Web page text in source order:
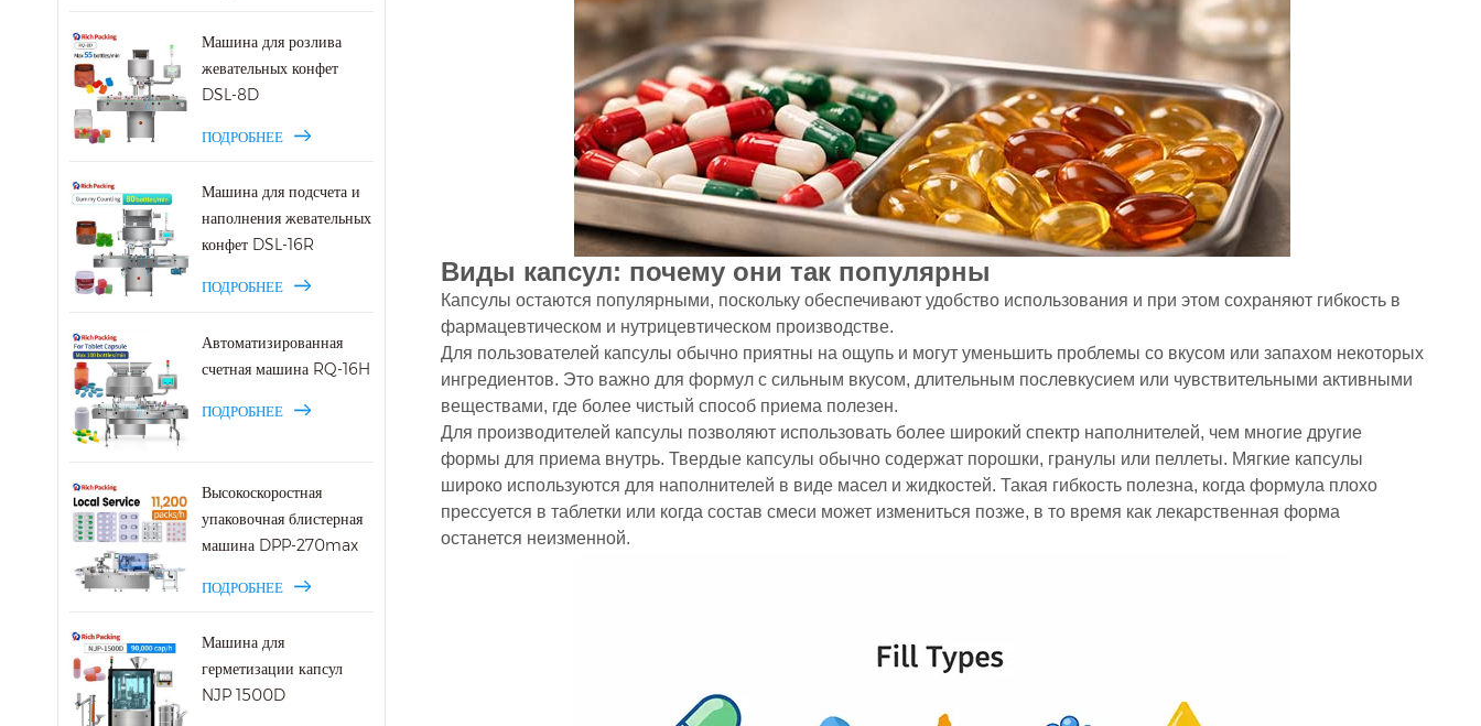
Машина для розлива
жевательных конфет
DSL-8D
ПОДРОБНЕЕ
Машина для подсчета и
наполнения жевательных
конфет DSL-16R
ПОДРОБНЕЕ
Автоматизированная
счетная машина RQ-16H
ПОДРОБНЕЕ
Высокоскоростная
упаковочная блистерная
машина DPP-270max
ПОДРОБНЕЕ
Машина для
герметизации капсул
NJP 1500D
Виды капсул: почему они так популярны
Капсулы остаются популярными, поскольку обеспечивают удобство использования и при этом сохраняют гибкость в
фармацевтическом и нутрицевтическом производстве.
Для пользователей капсулы обычно приятны на ощупь и могут уменьшить проблемы со вкусом или запахом некоторых
ингредиентов. Это важно для формул с сильным вкусом, длительным послевкусием или чувствительными активными
веществами, где более чистый способ приема полезен.
Для производителей капсулы позволяют использовать более широкий спектр наполнителей, чем многие другие
формы для приема внутрь. Твердые капсулы обычно содержат порошки, гранулы или пеллеты. Мягкие капсулы
широко используются для наполнителей в виде масел и жидкостей. Такая гибкость полезна, когда формула плохо
прессуется в таблетки или когда состав смеси может измениться позже, в то время как лекарственная форма
останется неизменной.